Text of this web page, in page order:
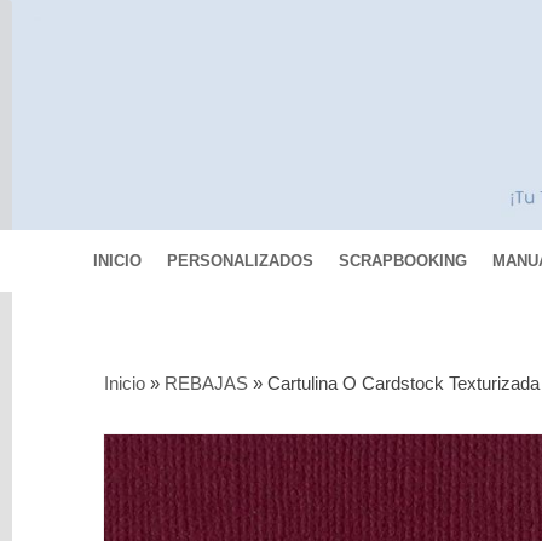
INICIO PERSONALIZADOS SCRAPBOOKING
MIXED
MEDIA
Pinturas
Inicio » REBAJAS »Cartulina O Cardstock